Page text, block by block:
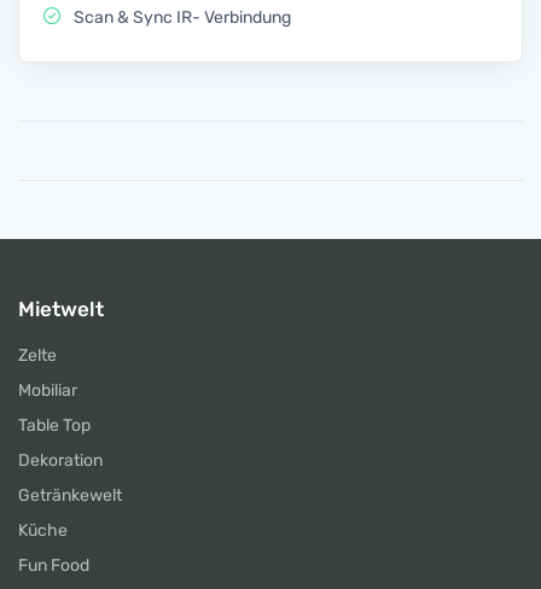
Scan & Sync IR- Verbindung
Mietwelt
Zelte
Mobiliar
Table Top
Dekoration
Getränkewelt
Küche
Fun Food